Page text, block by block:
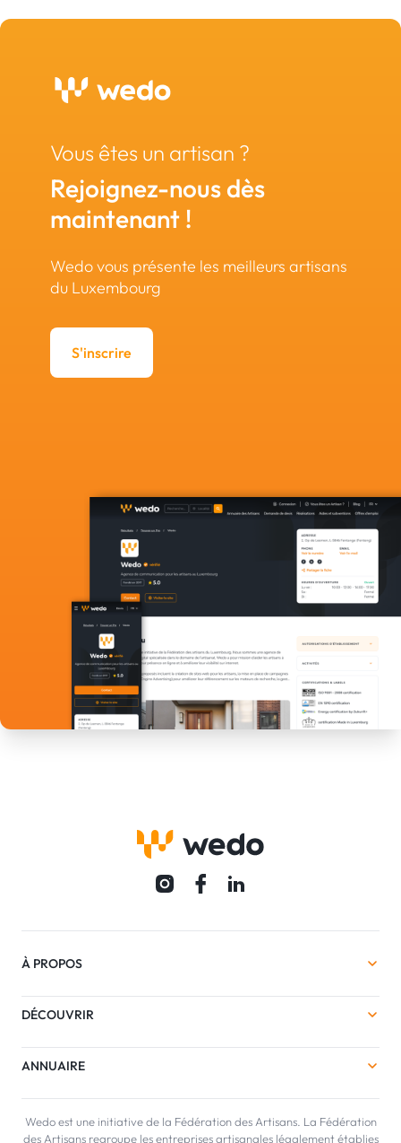
Vous êtes un artisan ?
Rejoignez-nous dès
maintenant !
Wedo vous présente les meilleurs artisans
du Luxembourg
S'inscrire
À PROPOS
DÉCOUVRIR
ANNUAIRE
Wedo est une initiative de la Fédération des Artisans. La Fédération
des Artisans regroupe les entreprises artisanales légalement établies